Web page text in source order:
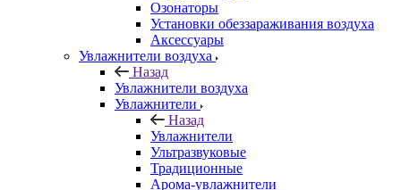
Озонаторы
Установки обеззараживания воздуха
Аксессуары
Увлажнители воздуха
Назад
Увлажнители воздуха
Увлажнители
Назад
Увлажнители
Ультразвуковые
Традиционные
Арома-увлажнители